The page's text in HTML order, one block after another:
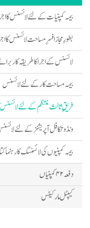
بیمہ کمپنیات کے لئے لائسنس کا
بطورِ مجاز افسرِ مساحت لائسنس کا
لائسنس کےاجرا کا طریقہ
بیمہ مساحت کار کے لئے لائسنس
فریقِ ثالث منتظم کے لئے لائسنس
ونڈو تکافل آپریشنز کے لئے
بیمہ کمپنیوں کی لائسنسگ کا رہنما
دفعہ ۴۲ کمپنیاں
کیپٹل مارکیٹس